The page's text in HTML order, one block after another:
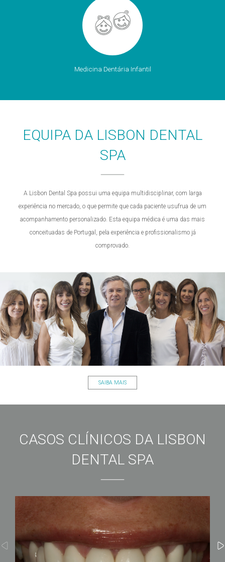
Medicina Dentária Infantil
EQUIPA DA LISBON DENTAL
SPA
A Lisbon Dental Spa possui uma equipa multidisciplinar, com larga
experiência no mercado, o que permite que cada paciente usufrua de um
acompanhamento personalizado. Esta equipa médica é uma das mais
conceituadas de Portugal, pela experiência e profissionalismo já
comprovado.
SAIBA MAIS
CASOS CLÍNICOS DA LISBON
DENTAL SPA